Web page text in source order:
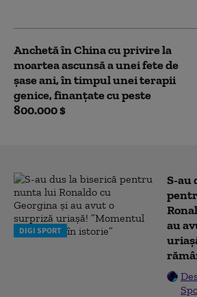
Anchetă în China cu privire la
moartea ascunsă a unei fete de
şase ani, în timpul unei terapii
genice, finanțate cu peste
800.000 $
DIGI SPORT
S-au
au